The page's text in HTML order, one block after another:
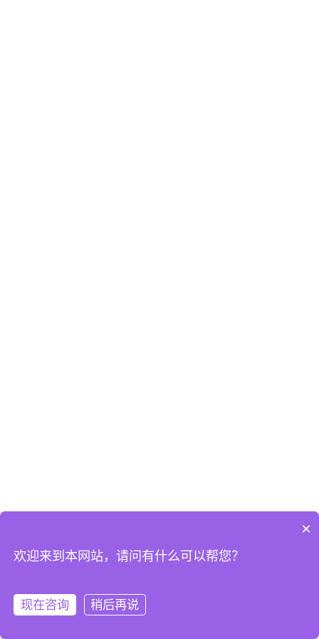
×
欢迎来到本网站，请问有什么可以帮您？
现在咨询 稍后再说